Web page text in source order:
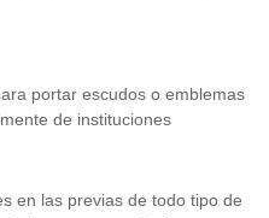
portar escudos o emblemas
de instituciones
en las previas de todo tipo de